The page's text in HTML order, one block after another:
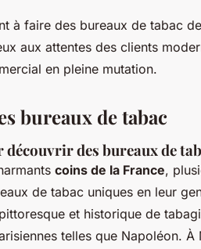
à faire des bureaux de tabac
aux attentes des clients
en pleine mutation.
bureaux de tabac
des bureaux de
coins de la France,
de tabac uniques en leur
et historique de
telles que Napoléon.